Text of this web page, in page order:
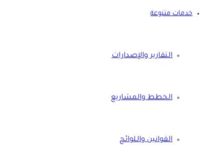
خدمات متنوعة
التقارير والإصدارات
الخطط والمشاريع
القوانين واللوائح